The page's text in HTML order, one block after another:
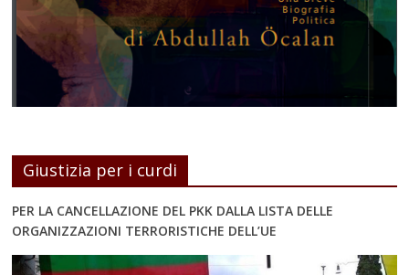
Giustizia per i curdi
PER LA CANCELLAZIONE DEL PKK DALLA LISTA DELLE
ORGANIZZAZIONI TERRORISTICHE DELL’UE